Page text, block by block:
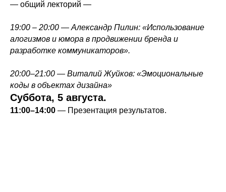
— общий лекторий —
19:00 – 20:00 — Александр Пилин: «Использование
алогизмов и юмора в продвижении бренда и
разработке коммуникаторов».
20:00–21:00 — Виталий Жуйков: «Эмоциональные
коды в объектах дизайна»
Суббота, 5 августа.
11:00–14:00 — Презентация результатов.